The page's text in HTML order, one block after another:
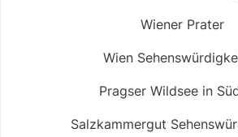
Wiener Prater
Wien
Pragser Wildsee in
Salzkammergut